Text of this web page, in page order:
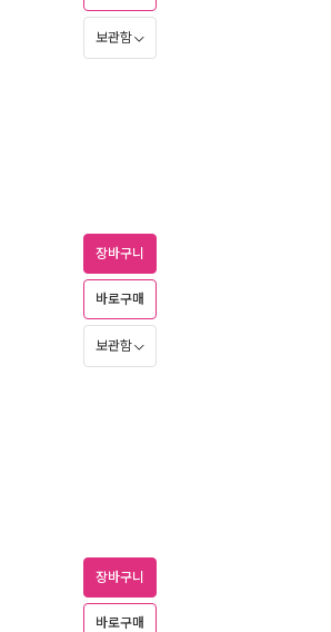
보관함
장바구니
바로구매
보관함
장바구니
바로구매